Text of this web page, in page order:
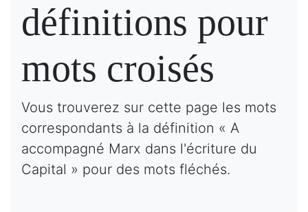
définitions pour
mots croisés
Vous trouverez sur cette page les mots
correspondants à la définition « A
accompagné Marx dans l'écriture du
Capital » pour des mots fléchés.